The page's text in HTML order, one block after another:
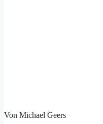
Von Michael Geers